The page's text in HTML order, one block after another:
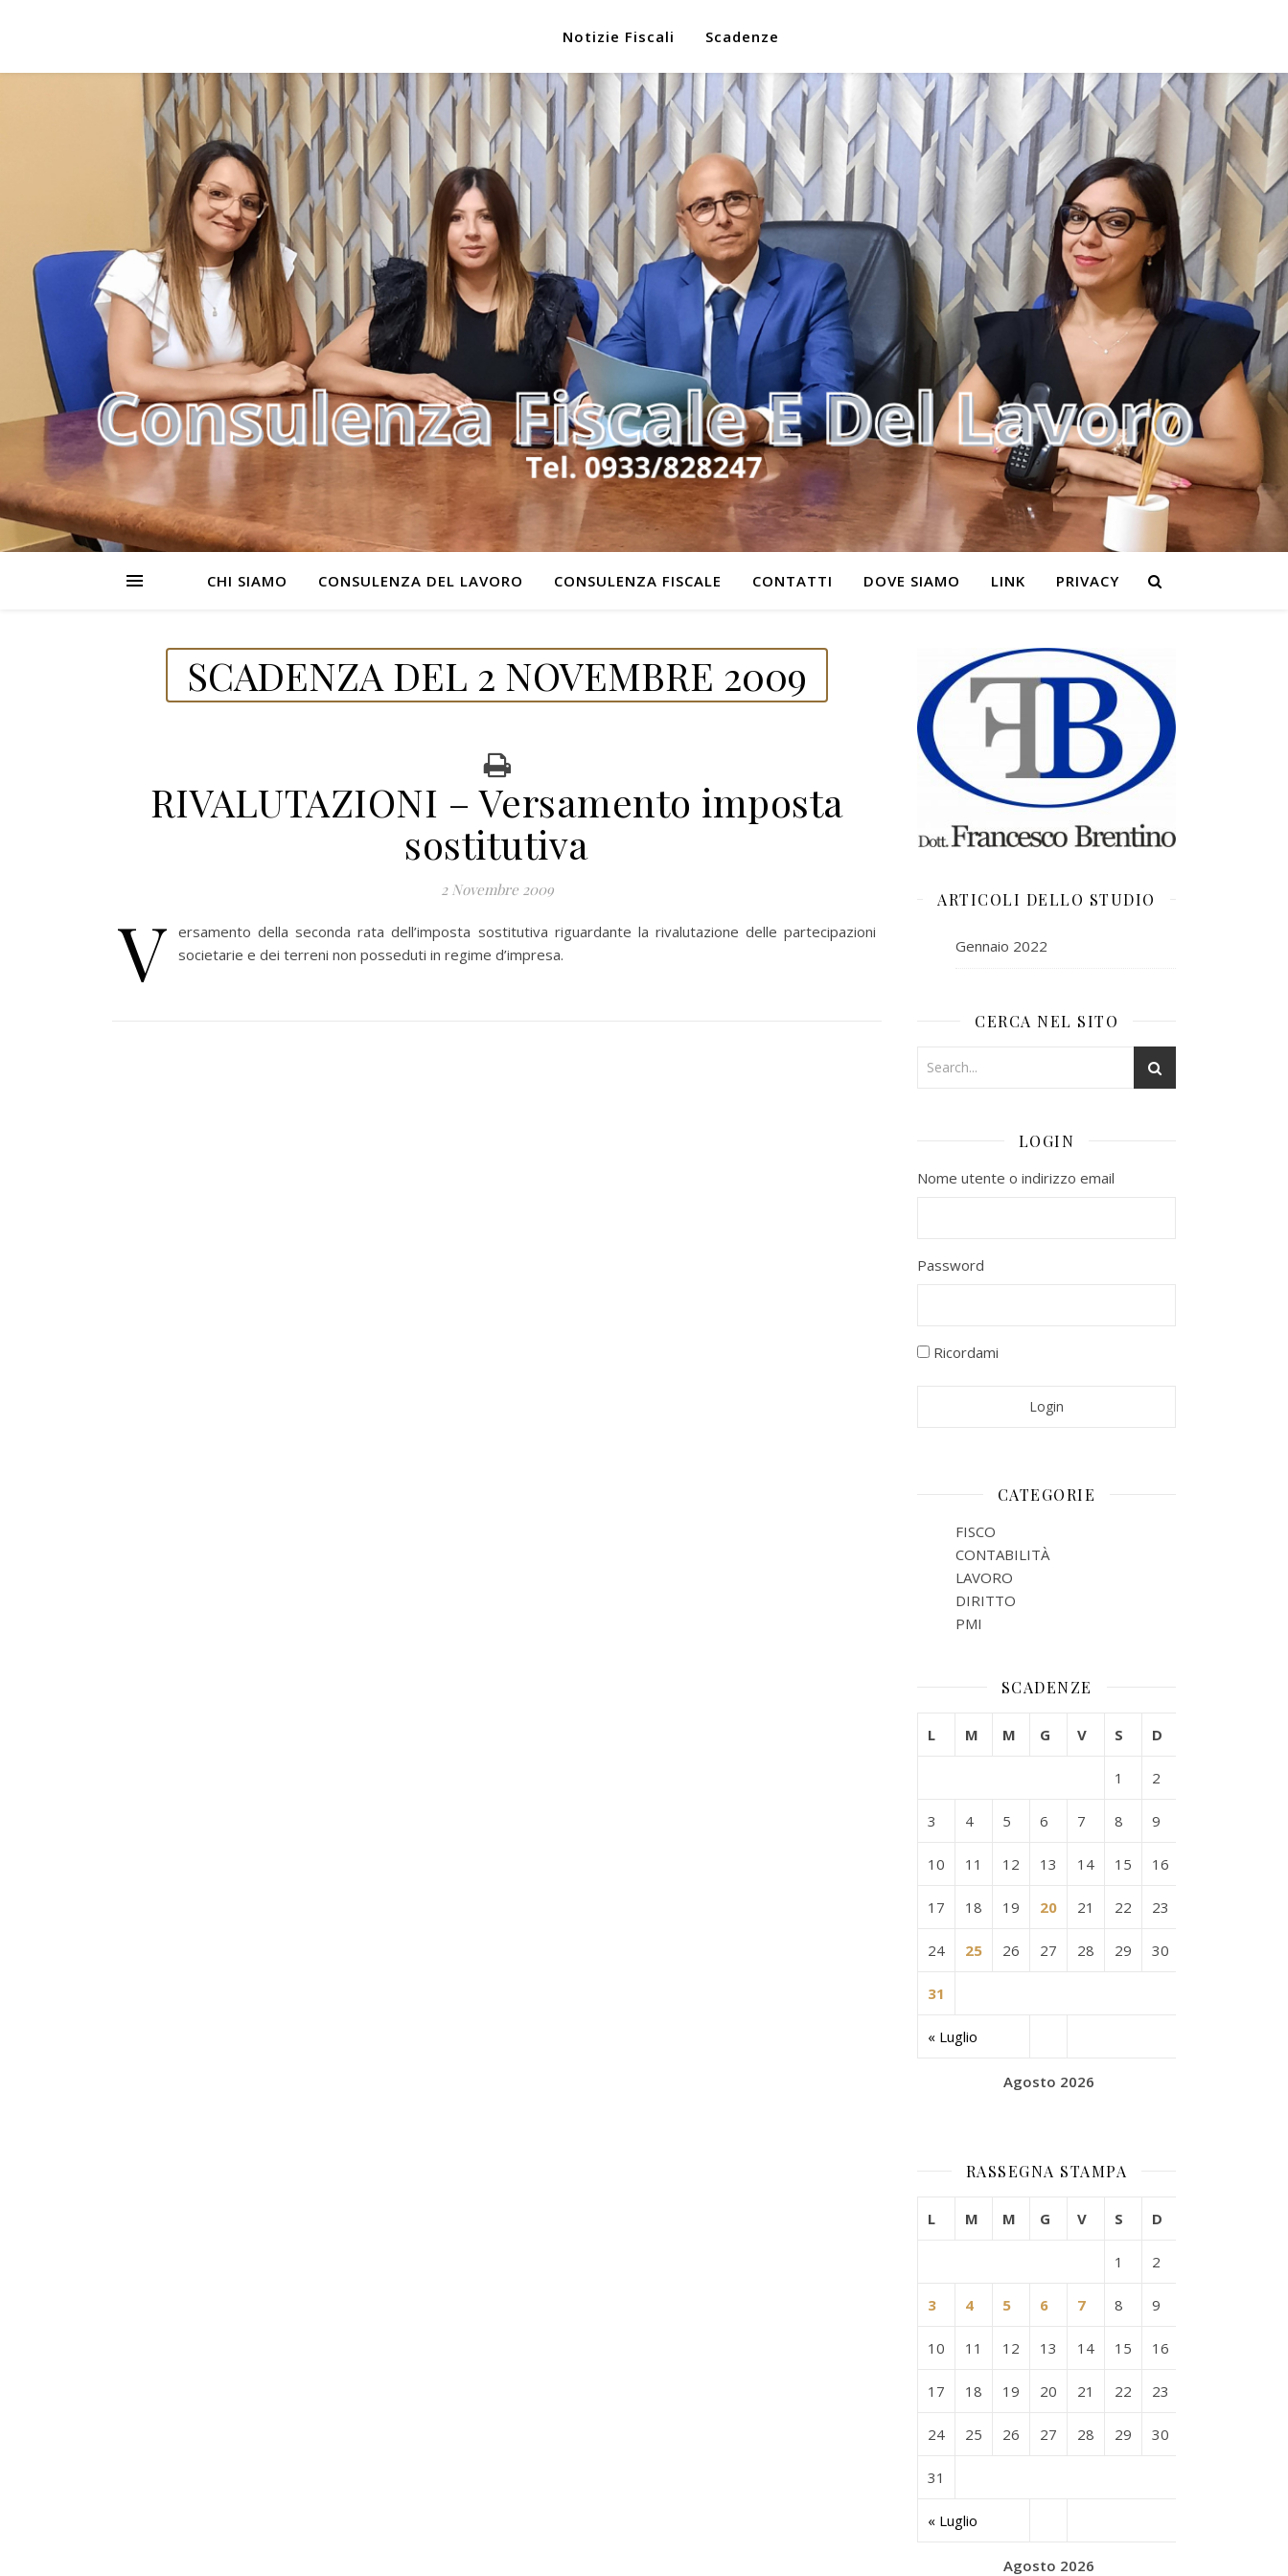
Notizie Fiscali Scadenze
CHI SIAMO CONSULENZA DEL LAVORO CONSULENZA FISCALE CONTATTI DOVE SIAMO LINK PRIVACY
SCADENZA DEL 2 NOVEMBRE 2009
RIVALUTAZIONI – Versamento imposta
sostitutiva
2 Novembre 2009
V ersamento della seconda rata dell’imposta sostitutiva riguardante la rivalutazione delle partecipazioni
societarie e dei terreni non posseduti in regime d’impresa.
ARTICOLI DELLO STUDIO
Gennaio 2022
CERCA NEL SITO
LOGIN
Nome utente o indirizzo email
Password
Ricordami
CATEGORIE
FISCO
CONTABILITÀ
LAVORO
DIRITTO
PMI
SCADENZE
Agosto 2026
L M M G V S D
« Luglio
1 2
3 4 5 6 7 8 9
10 11 12 13 14 15 16
17 18 19 20 21 22 23
24 25 26 27 28 29 30
31
RASSEGNA STAMPA
Agosto 2026
L M M G V S D
« Luglio
1 2
3 4 5 6 7 8 9
10 11 12 13 14 15 16
17 18 19 20 21 22 23
24 25 26 27 28 29 30
31